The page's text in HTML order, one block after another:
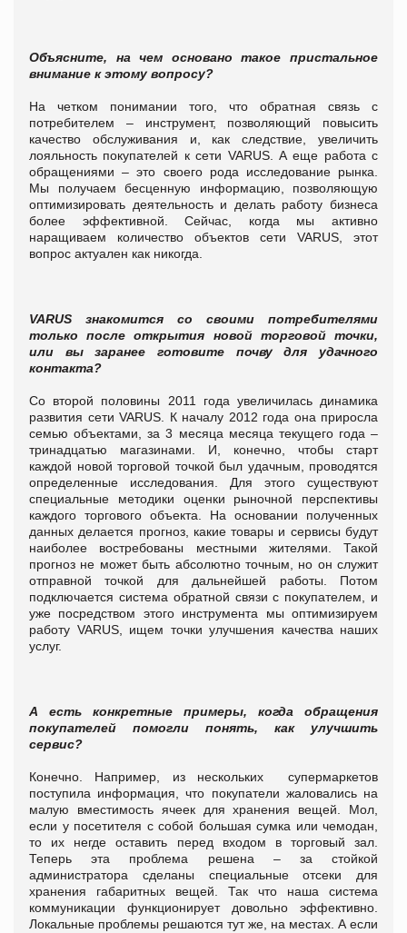
Объясните, на чем основано такое пристальное
внимание к этому вопросу?
На четком понимании того, что обратная связь с
потребителем – инструмент, позволяющий повысить
качество обслуживания и, как следствие, увеличить
лояльность покупателей к сети VARUS. А еще работа с
обращениями – это своего рода исследование рынка.
Мы получаем бесценную информацию, позволяющую
оптимизировать деятельность и делать работу бизнеса
более эффективной. Сейчас, когда мы активно
наращиваем количество объектов сети VARUS , этот
вопрос актуален как никогда.
VARUS знакомится со своими потребителями
только после открытия новой торговой точки,
или вы заранее готовите почву для удачного
контакта?
Со второй половины 2011 года увеличилась динамика
развития сети VARUS . К началу 2012 года она приросла
семью объектами, за 3 месяца месяца текущего года –
тринадцатью магазинами. И, конечно, чтобы старт
каждой новой торговой точкой был удачным, проводятся
определенные исследования. Для этого существуют
специальные методики оценки рыночной перспективы
каждого торгового объекта. На основании полученных
данных делается прогноз, какие товары и сервисы будут
наиболее востребованы местными жителями. Такой
прогноз не может быть абсолютно точным, но он служит
отправной точкой для дальнейшей работы. Потом
подключается система обратной связи с покупателем, и
уже посредством этого инструмента мы оптимизируем
работу VARUS, ищем точки улучшения качества наших
услуг.
А есть конкретные примеры, когда обращения
покупателей помогли понять, как улучшить
сервис?
Конечно. Например, из нескольких супермаркетов
поступила информация, что покупатели жаловались на
малую вместимость ячеек для хранения вещей. Мол,
если у посетителя с собой большая сумка или чемодан,
то их негде оставить перед входом в торговый зал.
Теперь эта проблема решена – за стойкой
администратора сделаны специальные отсеки для
хранения габаритных вещей. Так что наша система
коммуникации функционирует довольно эффективно.
Локальные проблемы решаются тут же, на местах. А если